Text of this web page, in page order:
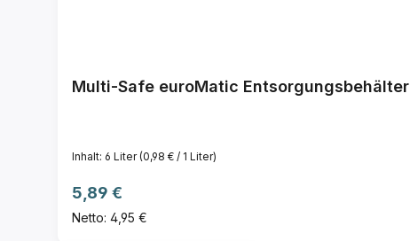
Multi-Safe euroMatic Entsorgungsbehälter
Inhalt: 6 Liter(0,98 € / 1 Liter)
Regulärer Preis:
5,89 €
Netto: 4,95 €